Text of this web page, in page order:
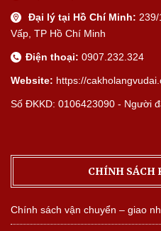
Đại lý tại Hồ Chí Minh:
Vấp, TP Hồ Chí Minh
Điện thoại: 0907.232.324
Website: https://
Số ĐKKD: 0106423090 - Người
CHÍNH SÁCH
Chính sách vận chuyển – giao